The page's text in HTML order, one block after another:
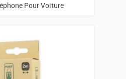
Pour Voiture